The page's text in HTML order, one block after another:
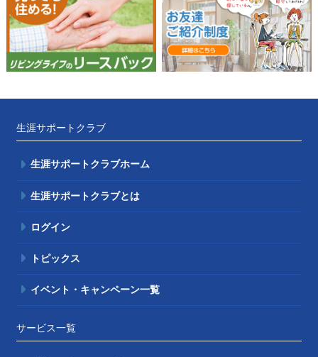
生涯サポートクラブ
生涯サポートクラブホーム
生涯サポートクラブとは
ログイン
トピックス
イベント・キャンペーン一覧
サービス一覧